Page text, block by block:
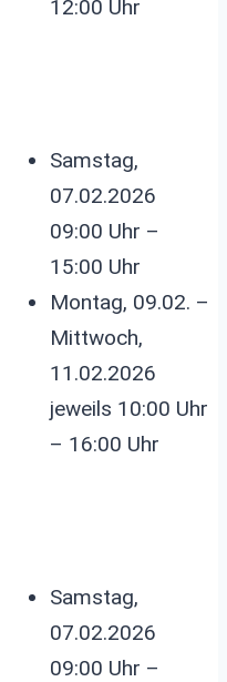
12:00 Uhr
Samstag,
07.02.2026
09:00 Uhr –
15:00 Uhr
Montag, 09.02. –
Mittwoch,
11.02.2026
jeweils 10:00 Uhr
– 16:00 Uhr
Samstag,
07.02.2026
09:00 Uhr –